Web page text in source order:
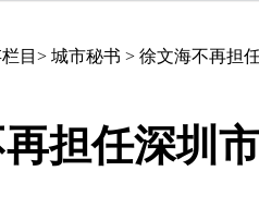
目 > 城市秘书 > 徐文海不再担
担任深圳